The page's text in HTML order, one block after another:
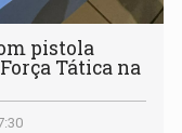
pistola
Tática na